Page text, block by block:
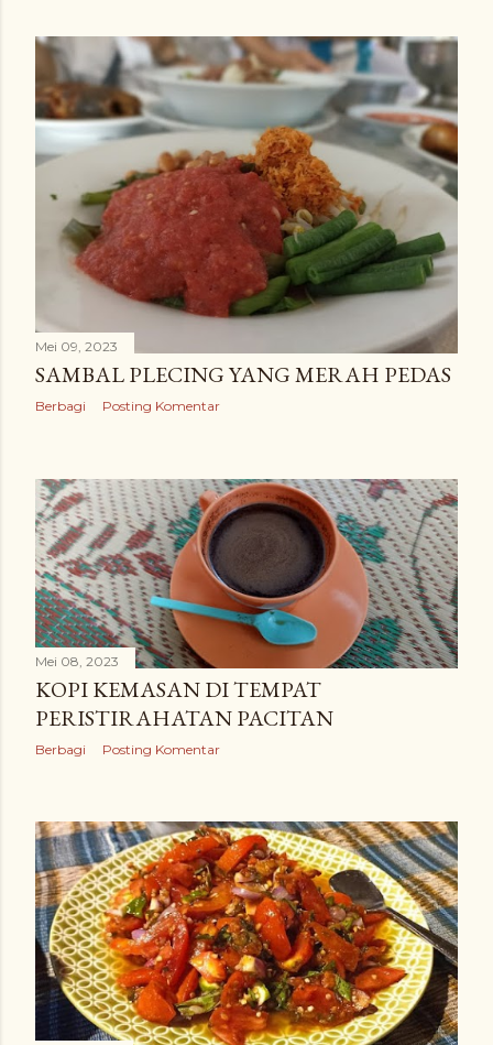
Mei 09, 2023
SAMBAL PLECING YANG MERAH PEDAS
Berbagi Posting Komentar
Mei 08, 2023
KOPI KEMASAN DI TEMPAT
PERISTIRAHATAN PACITAN
Berbagi Posting Komentar